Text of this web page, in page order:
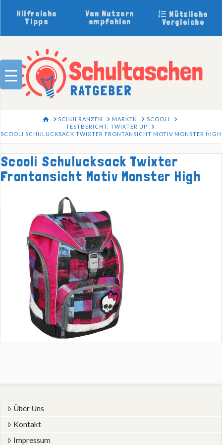
Hilfreiche
Tipps
Von Nutzern
empfohlen
Nützliche
Vergleiche
HOMESCHULRANZEN MARKEN
SCOOLI
TESTBERICHT: TWIXTER UP
SCOOLI SCHULUCKSACK TWIXTER FRONTANSICHT MOTIV MONSTER HIGH
Scooli Schulucksack Twixter
Frontansicht Motiv Monster High
Über Uns
Kontakt
Impressum